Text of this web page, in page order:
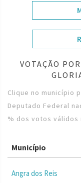
VOTAÇÃO
Clique no município
Deputado Federal
% dos votos válidos
Município
Angra dos Reis